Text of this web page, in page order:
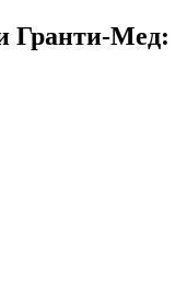
Гранти-Мед: